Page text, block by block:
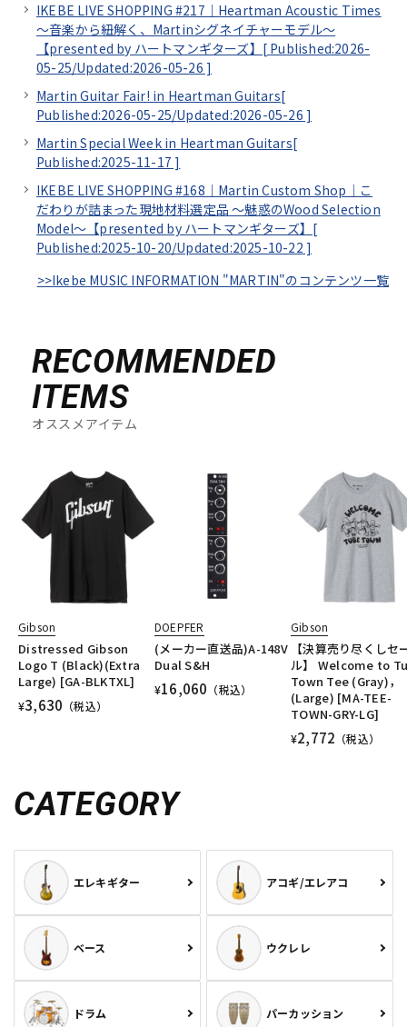
管楽器 その他楽器
アンプ エフェクター
DJ機器
DTM オンライン納品 レコーディング機器
配信/ライブ機器 楽器アクセサリ
中古 ヴィンテージ
IKEBE LIVE SHOPPING #217｜Heartman Acoustic Times
～音楽から紐解く、Martinシグネイチャーモデル～
【presented by ハートマンギターズ】[ Published:2026-
05-25/Updated:2026-05-26 ]
Martin Guitar Fair! in Heartman Guitars[
Published:2026-05-25/Updated:2026-05-26 ]
Martin Special Week in Heartman Guitars[
Published:2025-11-17 ]
IKEBE LIVE SHOPPING #168｜Martin Custom Shop｜こ
だわりが詰まった現地材料選定品 ～魅惑のWood Selection
Model～【presented by ハートマンギターズ】[
Published:2025-10-20/Updated:2025-10-22 ]
>>Ikebe MUSIC INFORMATION "MARTIN"のコンテンツ一覧
RECOMMENDED
ITEMS
オススメアイテム
Gibson
Distressed Gibson
Logo T (Black)(Extra
Large) [GA-BLKTXL]
¥3,630 （税込）
DOEPFER
(メーカー直送品)A-148V
Dual S&H
¥16,060 （税込）
Gibson
【決算売り尽くしセ
ル】 Welcome to
Town Tee (Gray)，
(Large) [MA-TEE-
TOWN-GRY-LG]
¥2,772 （税込）
CATEGORY
エレキギター アコギ/エレアコ
ベース ウクレレ
ドラム パーカッション